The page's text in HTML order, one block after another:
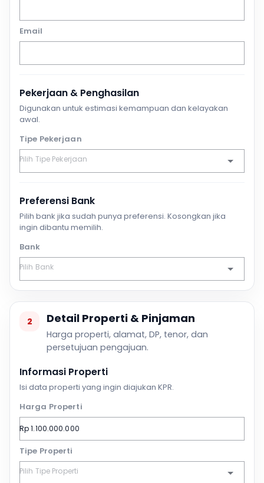
Email
Pekerjaan & Penghasilan
Digunakan untuk estimasi kemampuan dan kelayakan
awal.
Tipe Pekerjaan
Preferensi Bank
Pilih bank jika sudah punya preferensi. Kosongkan jika
ingin dibantu memilih.
Bank
2 Detail Properti & Pinjaman
Harga properti, alamat, DP, tenor, dan
persetujuan pengajuan.
Informasi Properti
Isi data properti yang ingin diajukan KPR.
Harga Properti
Tipe Properti